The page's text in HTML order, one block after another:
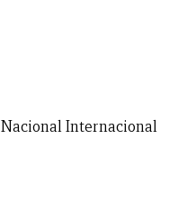
NacionalInternacional